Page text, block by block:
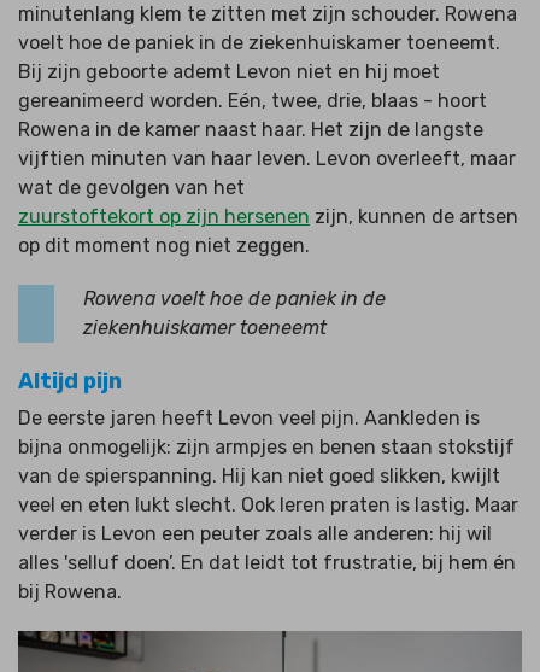
minutenlang klem te zitten met zijn schouder. Rowena
voelt hoe de paniek in de ziekenhuiskamer toeneemt.
Bij zijn geboorte ademt Levon niet en hij moet
gereanimeerd worden. Eén, twee, drie, blaas - hoort
Rowena in de kamer naast haar. Het zijn de langste
vijftien minuten van haar leven. Levon overleeft, maar
wat de gevolgen van het
zuurstoftekort op zijn hersenen zijn, kunnen de artsen
op dit moment nog niet zeggen.
Rowena voelt hoe de paniek in de
ziekenhuiskamer toeneemt
Altijd pijn
De eerste jaren heeft Levon veel pijn. Aankleden is
bijna onmogelijk: zijn armpjes en benen staan stokstijf
van de spierspanning. Hij kan niet goed slikken, kwijlt
veel en eten lukt slecht. Ook leren praten is lastig. Maar
verder is Levon een peuter zoals alle anderen: hij wil
alles 'selluf doen’. En dat leidt tot frustratie, bij hem én
bij Rowena.